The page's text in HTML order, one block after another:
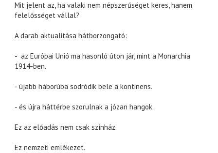
Mit jelent az, ha valaki nem népszerűséget keres, hanem
felelősséget vállal?
A darab aktualitása hátborzongató:
- az Európai Unió ma hasonló úton jár, mint a Monarchia
1914-ben.
- újabb háborúba sodródik bele a kontinens.
- és újra háttérbe szorulnak a józan hangok.
Ez az előadás nem csak színház.
Ez nemzeti emlékezet.